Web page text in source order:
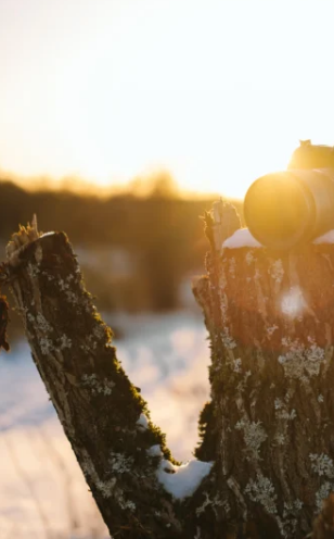
Abschied von der
Kleinunternehmerregelung